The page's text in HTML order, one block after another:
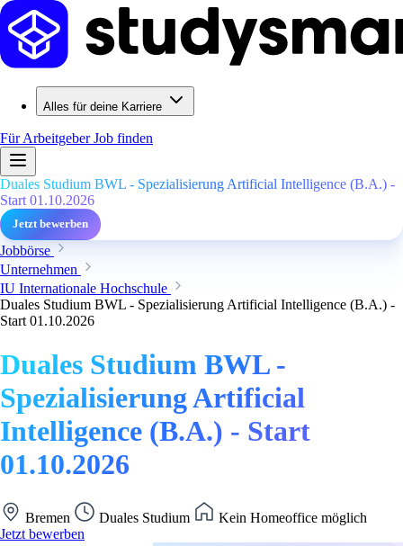
Alles für deine Karriere
Für ArbeitgeberJob finden
Duales Studium BWL - Spezialisierung Artificial Intelligence (B.A.) -
Start 01.10.2026
Jetzt bewerben
Jobbörse
Unternehmen
IU Internationale Hochschule
Duales Studium BWL - Spezialisierung Artificial Intelligence (B.A.) -
Start 01.10.2026
Duales Studium BWL -
Spezialisierung Artificial
Intelligence (B.A.) - Start
01.10.2026
Bremen Duales Studium
Kein Homeoffice möglich
Jetzt bewerben